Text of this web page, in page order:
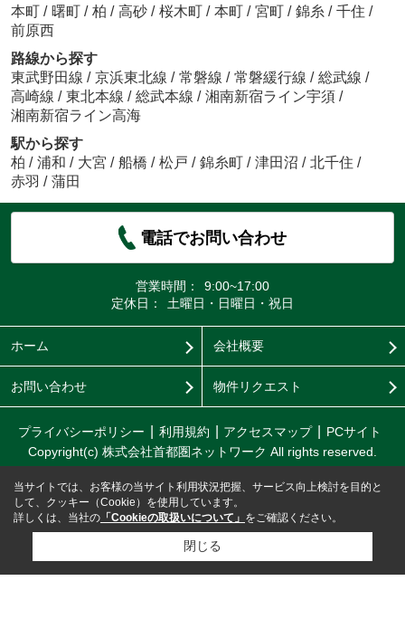
本町 / 曙町 / 柏 / 高砂 / 桜木町 / 本町 / 宮町 / 錦糸 / 千住 /
前原西
路線から探す
東武野田線 / 京浜東北線 / 常磐線 / 常磐緩行線 / 総武線 /
高崎線 / 東北本線 / 総武本線 / 湘南新宿ライン宇須 /
湘南新宿ライン高海
駅から探す
柏 / 浦和 / 大宮 / 船橋 / 松戸 / 錦糸町 / 津田沼 / 北千住 /
赤羽 / 蒲田
電話でお問い合わせ
営業時間：
9:00~17:00
定休日：
土曜日・日曜日・祝日
ホーム 会社概要
お問い合わせ 物件リクエスト
プライバシーポリシー 利用規約 アクセスマップ
PCサイト
Copyright(c) 株式会社首都圏ネットワーク All rights reserved.
当サイトでは、お客様の当サイト利用状況把握、サービス向上検討を目的と
して、クッキー（Cookie）を使用しています。
詳しくは、当社の 「Cookieの取扱いについて」 をご確認ください。
閉じる